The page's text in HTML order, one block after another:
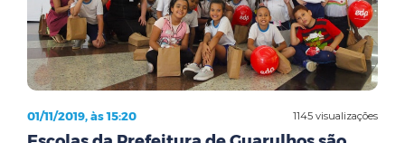
1145 visualizações
01/11/2019, às 15:20